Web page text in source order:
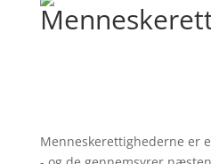
Menneskerettighederne er